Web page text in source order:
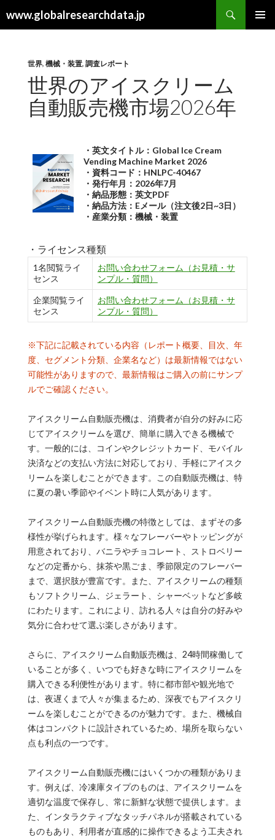
www.globalresearchdata.jp
索
世界, 機械・装置, 調査レポート
世界のアイスクリーム
自動販売機市場2026年
・英文タイトル：Global Ice Cream
Vending Machine Market 2026
・資料コード：HNLPC-40467
・発行年月：2026年7月
・納品形態：英文PDF
・納品方法：Eメール（注文後2日~3日）
・産業分類：機械・装置
・ライセンス種類
1名閲覧ライ
センス
お問い合わせフォーム（お見積・サ
ンプル・質問）
企業閲覧ライ
センス
お問い合わせフォーム（お見積・サ
ンプル・質問）
※下記に記載されている内容（レポート概要、目次、年
度、セグメント分類、企業名など）は最新情報ではない
可能性がありますので、最新情報はご購入の前にサンプ
ルでご確認ください。
アイスクリーム自動販売機は、消費者が自分の好みに応
じてアイスクリームを選び、簡単に購入できる機械で
す。一般的には、コインやクレジットカード、モバイル
決済などの支払い方法に対応しており、手軽にアイスク
リームを楽しむことができます。この自動販売機は、特
に夏の暑い季節やイベント時に人気があります。
アイスクリーム自動販売機の特徴としては、まずその多
様性が挙げられます。様々なフレーバーやトッピングが
用意されており、バニラやチョコレート、ストロベリー
などの定番から、抹茶や黒ごま、季節限定のフレーバー
まで、選択肢が豊富です。また、アイスクリームの種類
もソフトクリーム、ジェラート、シャーベットなど多岐
にわたります。これにより、訪れる人々は自分の好みや
気分に合わせて選ぶ楽しさがあります。
さらに、アイスクリーム自動販売機は、24時間稼働して
いることが多く、いつでも好きな時にアイスクリームを
購入できる利便性があります。特に都市部や観光地で
は、夜遅くまで人々が集まるため、深夜でもアイスクリ
ームを楽しむことができるのが魅力です。また、機械自
体はコンパクトに設計されているため、場所を取らない
点も利点の一つです。
アイスクリーム自動販売機にはいくつかの種類がありま
す。例えば、冷凍庫タイプのものは、アイスクリームを
適切な温度で保存し、常に新鮮な状態で提供します。ま
た、インタラクティブなタッチパネルが搭載されている
ものもあり、利用者が直感的に操作できるよう工夫され